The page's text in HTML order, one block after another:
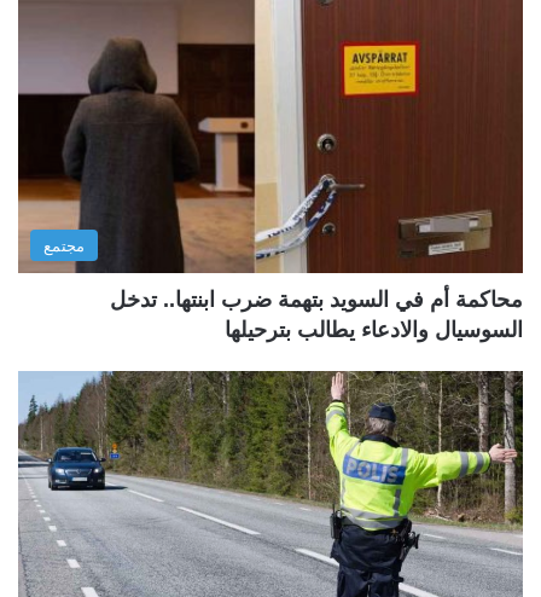
مجتمع
محاكمة أم في السويد بتهمة ضرب ابنتها.. تدخل
السوسيال والادعاء يطالب بترحيلها